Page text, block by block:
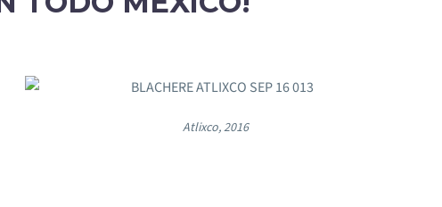
Atlixco, 2016